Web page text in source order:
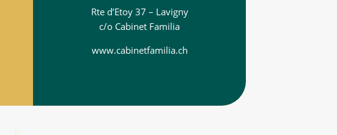
Rte d’Etoy 37 – Lavigny
c/o Cabinet Familia
www.cabinetfamilia.ch